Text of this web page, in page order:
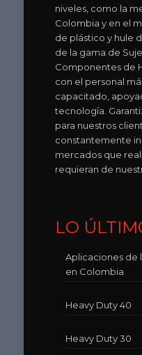
niveles, como la
Colombia y en el
de plástico y hule
de la gama de
Componentes de
con el personal
capacitado,
tecnología.
para nuestros
constantemente
mercados que
requieran de
LO
Aplicaciones de
en Colombia
Heavy Duty 40
Heavy Duty 30